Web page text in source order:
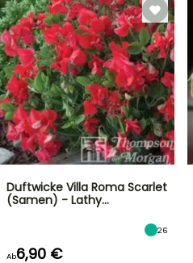
Duftwicke Villa Roma Scarlet
(Samen) - Lathy…
26
Ab6,90 €